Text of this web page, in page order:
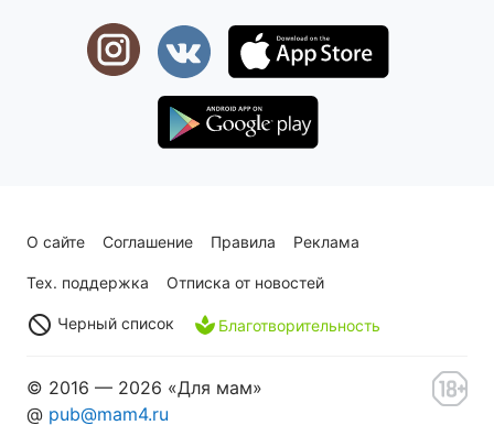
О сайте Соглашение Правила Реклама
Тех. поддержка Отписка от новостей
Черный список Благотворительность
© 2016 — 2026 «Для мам»
@ pub@mam4.ru